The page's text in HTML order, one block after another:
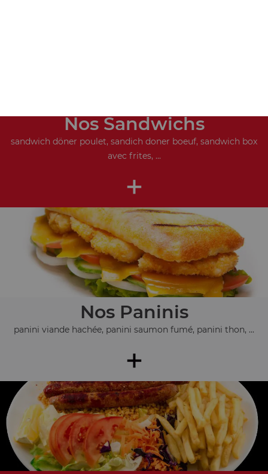
Nos Sandwichs
sandwich döner poulet, sandich doner boeuf, sandwich box
avec frites, ...
+
Nos Paninis
panini viande hachée, panini saumon fumé, panini thon, ...
+